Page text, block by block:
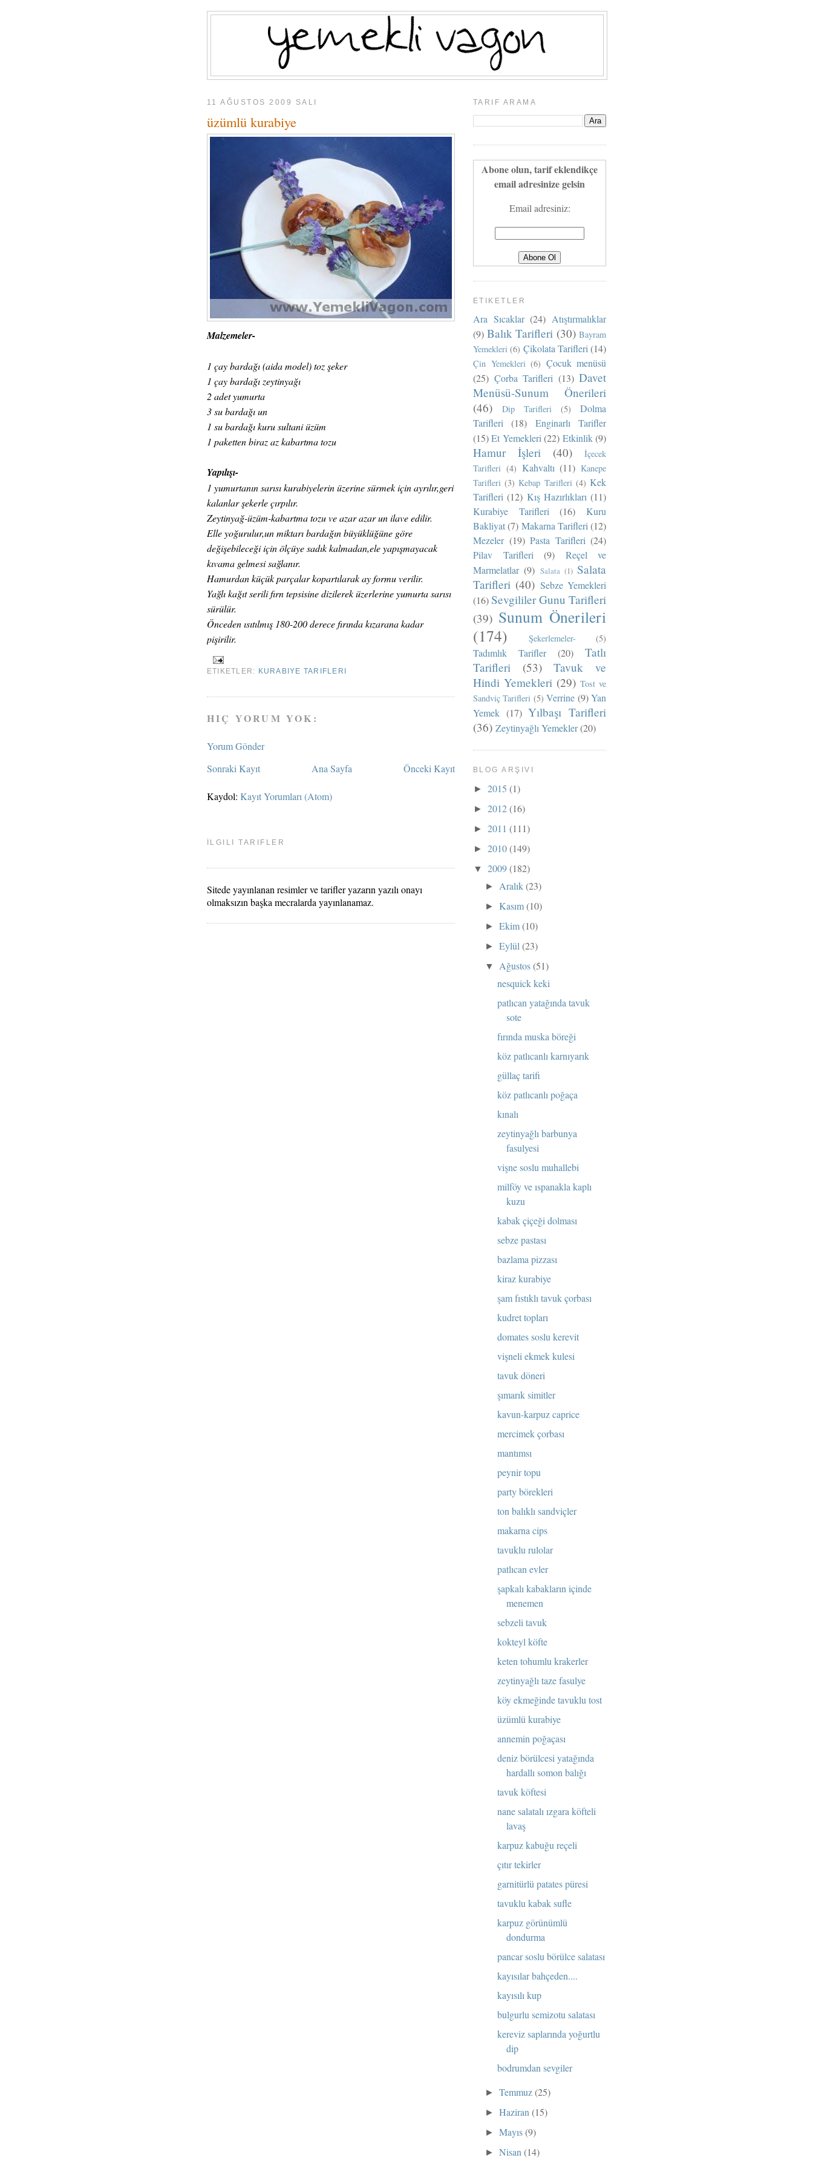
11 AĞUSTOS 2009 SALI
üzümlü kurabiye
Malzemeler-
1 çay bardağı (aida model) toz şeker
1 çay bardağı zeytinyağı
2 adet yumurta
3 su bardağı un
1 su bardağı kuru sultani üzüm
1 paketten biraz az kabartma tozu
Yapılışı-
1 yumurtanın sarısı kurabiyelerin üzerine sürmek için ayrılır,geri
kalanlar şekerle çırpılır.
Zeytinyağ-üzüm-kabartma tozu ve azar azar un ilave edilir.
Elle yoğurulur,un miktarı bardağın büyüklüğüne göre
değişebileceği için ölçüye sadık kalmadan,ele yapışmayacak
kıvama gelmesi sağlanır.
Hamurdan küçük parçalar kopartılarak ay formu verilir.
Yağlı kağıt serili fırn tepsisine dizilerek üzerlerine yumurta sarısı
sürülür.
Önceden ısıtılmış 180-200 derece fırında kızarana kadar
pişirilir.
ETIKETLER: KURABIYE TARIFLERI
HIÇ YORUM YOK:
Yorum Gönder
Sonraki Kayıt
Önceki Kayıt
Ana Sayfa
Kaydol: Kayıt Yorumları (Atom)
İLGILI TARIFLER
Sitede yayınlanan resimler ve tarifler yazarın yazılı onayı
olmaksızın başka mecralarda yayınlanamaz.
TARIF ARAMA
Abone olun, tarif eklendikçe
email adresinize gelsin
Email adresiniz:
ETIKETLER
Ara Sıcaklar (24) Atıştırmalıklar
(9) Balık Tarifleri (30) Bayram
Yemekleri (6) Çikolata Tarifleri (14)
Çin Yemekleri (6) Çocuk menüsü
(25) Çorba Tarifleri (13) Davet
Menüsü-Sunum Önerileri
(46)
Dip Tarifleri (5)
Dolma
Tarifleri
(18)
Enginarlı Tarifler
(15) Et Yemekleri (22) Etkinlik (9)
Hamur İşleri (40)
İçecek
Tarifleri (4) Kahvaltı (11) Kanepe
Tarifleri (3) Kebap Tarifleri (4) Kek
Tarifleri (12) Kış Hazırlıkları (11)
Kurabiye Tarifleri
(16)
Kuru
Bakliyat (7) Makarna Tarifleri (12)
Mezeler (19) Pasta Tarifleri (24)
Pilav Tarifleri
(9)
Reçel ve
Marmelatlar (9) Salata (1) Salata
Tarifleri (40) Sebze Yemekleri
(16) Sevgililer Gunu Tarifleri
(39) Sunum Önerileri
(174)
Şekerlemeler- (5)
Tadımlık Tarifler (20)
Tatlı
Tarifleri
(53)
Tavuk ve
Hindi Yemekleri (29) Tost ve
Sandviç Tarifleri (5) Verrine (9) Yan
Yemek (17) Yılbaşı Tarifleri
(36) Zeytinyağlı Yemekler(20)
BLOG ARŞIVI
► 2015 (1)
► 2012(16)
► 2011 (111)
► 2010(149)
▼ 2009(182)
► Aralık(23)
►Kasım(10)
►Ekim(10)
►Eylül(23)
▼ Ağustos(51)
nesquick keki
patlıcan yatağında tavuk
sote
fırında muska böreği
köz patlıcanlı karnıyarık
güllaç tarifi
köz patlıcanlı poğaça
kınalı
zeytinyağlı barbunya
fasulyesi
vişne soslu muhallebi
milföy ve ıspanakla kaplı
kuzu
kabak çiçeği dolması
sebze pastası
bazlama pizzası
kiraz kurabiye
şam fıstıklı tavuk çorbası
kudret topları
domates soslu kerevit
vişneli ekmek kulesi
tavuk döneri
şımarık simitler
kavun-karpuz caprice
mercimek çorbası
mantımsı
peynir topu
party börekleri
ton balıklı sandviçler
makarna cips
tavuklu rulolar
patlıcan evler
şapkalı kabakların içinde
menemen
sebzeli tavuk
kokteyl köfte
keten tohumlu krakerler
zeytinyağlı taze fasulye
köy ekmeğinde tavuklu tost
üzümlü kurabiye
annemin poğaçası
deniz börülcesi yatağında
hardallı somon balığı
tavuk köftesi
nane salatalı ızgara köfteli
lavaş
karpuz kabuğu reçeli
çıtır tekirler
garnitürlü patates püresi
tavuklu kabak sufle
karpuz görünümlü
dondurma
pancar soslu börülce salatası
kayısılar bahçeden....
kayısılı kup
bulgurlu semizotu salatası
kereviz saplarında yoğurtlu
dip
bodrumdan sevgiler
►Temmuz(25)
►Haziran(15)
►Mayıs(9)
►Nisan(14)